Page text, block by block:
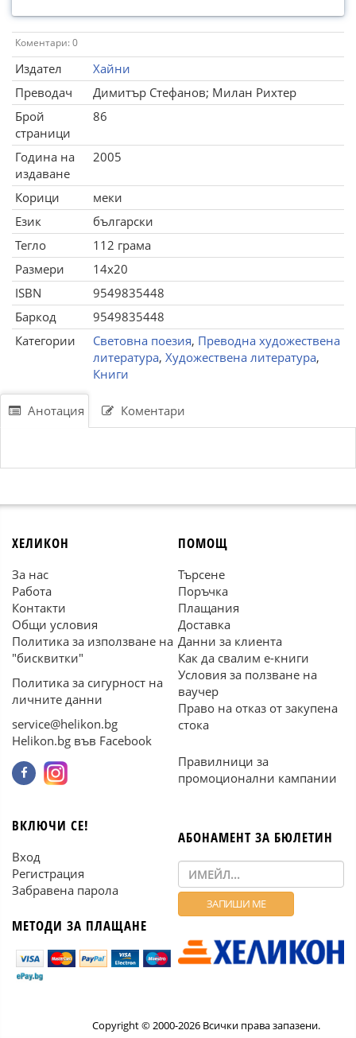
Коментари: 0
Издател
Хайни
Преводач
Димитър Стефанов; Милан Рихтер
Брой
страници
86
Година на
издаване
2005
Корици
меки
Език
български
Тегло
112 грама
Размери
14x20
ISBN
9549835448
Баркод
9549835448
Категории
Световна поезия, Преводна художествена
литература, Художествена литература,
Книги
Анотация Коментари
ХЕЛИКОН
За нас
Работа
Контакти
Общи условия
Политика за използване на
"бисквитки"
Политика за сигурност на
личните данни
service@helikon.bg
Helikon.bg във Facebook
ПОМОЩ
Търсене
Поръчка
Плащания
Доставка
Данни за клиента
Как да свалим е-книги
Условия за ползване на
ваучер
Право на отказ от закупена
стока
Правилници за
промоционални кампании
ВКЛЮЧИ СЕ!
Вход
Регистрация
Забравена парола
МЕТОДИ ЗА ПЛАЩАНЕ
АБОНАМЕНТ ЗА БЮЛЕТИН
Copyright © 2000-2026 Всички права запазени.